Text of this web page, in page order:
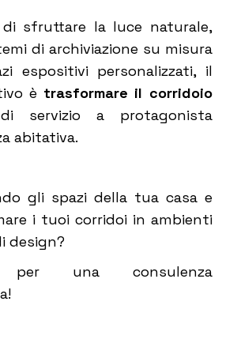
sfruttare la luce naturale,
di archiviazione su misura
espositivi personalizzati, il
è trasformare il corridoio
servizio a protagonista
abitativa.
gli spazi della tua casa e
i tuoi corridoi in ambienti
design?
una consulenza